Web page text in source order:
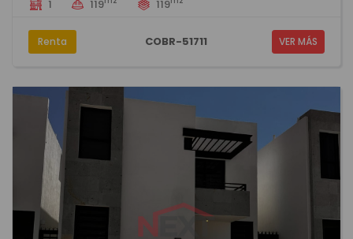
1 119 119
Renta COBR-51711 VER MÁS